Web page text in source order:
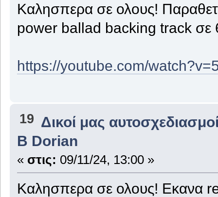
Καλησπερα σε ολους!
power ballad backing track σε
https://youtube.com/
19 Δικοί μας
B Dorian
« στις: 09/11/24, 13:00 »
Καλησπερα σε ολους! Εκανα